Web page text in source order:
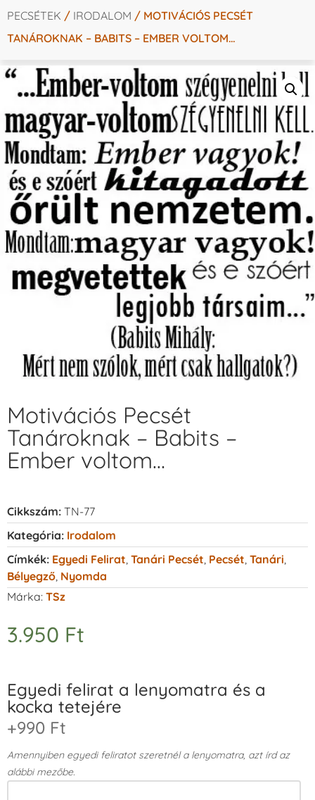
PECSÉTEK / IRODALOM / MOTIVÁCIÓS PECSÉT
TANÁROKNAK – BABITS – EMBER VOLTOM…
Motivációs Pecsét
Tanároknak – Babits –
Ember voltom…
Cikkszám: TN-77
Kategória: Irodalom
Címkék: Egyedi Felirat Tanári Pecsét Pecsét Tanári
Bélyegző Nyomda
Márka: TSz
3.950 Ft
Egyedi felirat a lenyomatra és a
kocka tetejére
+990 Ft
Amennyiben egyedi feliratot szeretnél a lenyomatra, azt írd az
alábbi mezőbe.